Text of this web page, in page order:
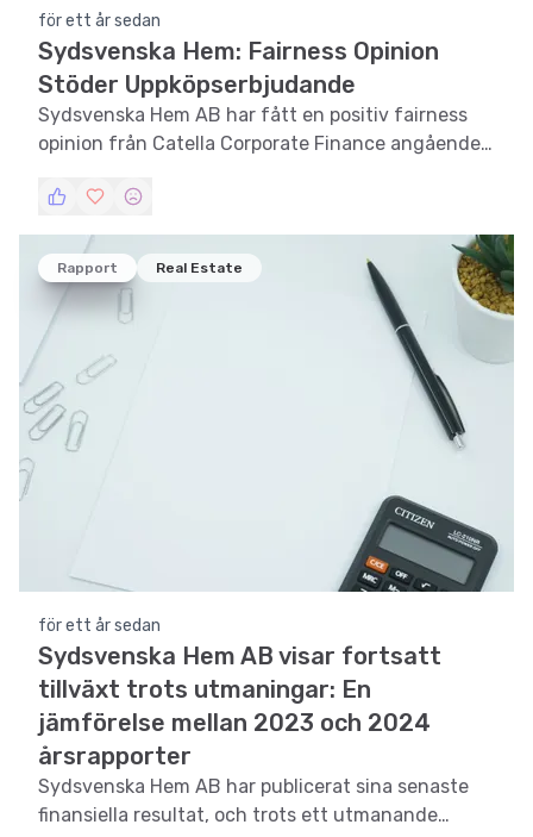
för ett år sedan
Sydsvenska Hem: Fairness Opinion
Stöder Uppköpserbjudande
Sydsvenska Hem AB har fått en positiv fairness
opinion från Catella Corporate Finance angående
Rapport Real Estate
för ett år sedan
Sydsvenska Hem AB visar fortsatt
tillväxt trots utmaningar: En
jämförelse mellan 2023 och 2024
årsrapporter
Sydsvenska Hem AB har publicerat sina senaste
finansiella resultat, och trots ett utmanande